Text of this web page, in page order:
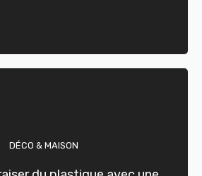
DÉCO & MAISON